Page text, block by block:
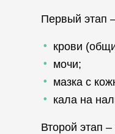
Первый этап
крови
мочи;
мазка с
кала на
Второй этап